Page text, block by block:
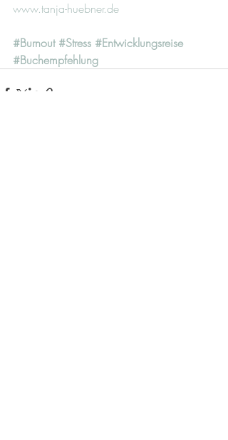
www.tanja-huebner.de
#Burnout #Stress #Entwicklungsreise
#Buchempfehlung